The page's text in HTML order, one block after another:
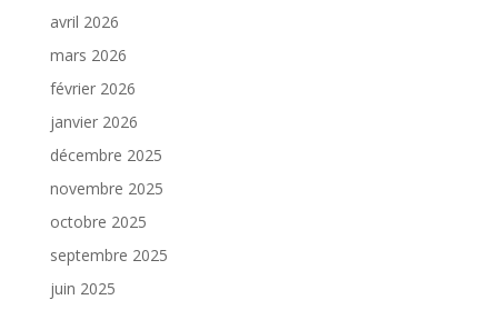
avril 2026
mars 2026
février 2026
janvier 2026
décembre 2025
novembre 2025
octobre 2025
septembre 2025
juin 2025